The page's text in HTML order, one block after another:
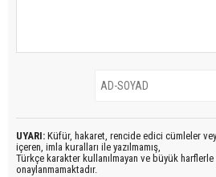
UYARI: Küfür, hakaret, rencide edici cümleler
içeren, imla kuralları ile yazılmamış,
Türkçe karakter kullanılmayan ve büyük harflerle
onaylanmamaktadır.